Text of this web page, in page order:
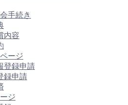
手続き
内容
ージ
登録申請
録申請
ジ